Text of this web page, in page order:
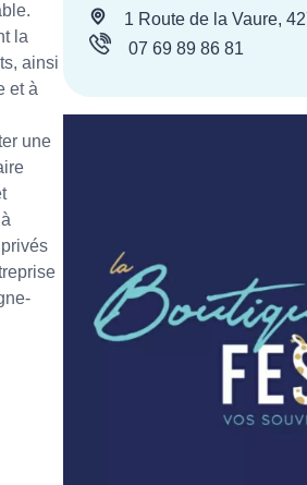
la
ainsi
et à
une
1 Route de la Vaure,
07 69 89 86 81